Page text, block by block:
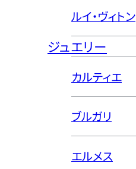
ルイ・ヴィトン
ジュエリー
カルティエ
ブルガリ
エルメス